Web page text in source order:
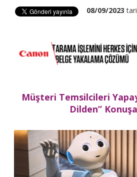
08/09/2023
Müşteri Temsilcileri
Dilden”